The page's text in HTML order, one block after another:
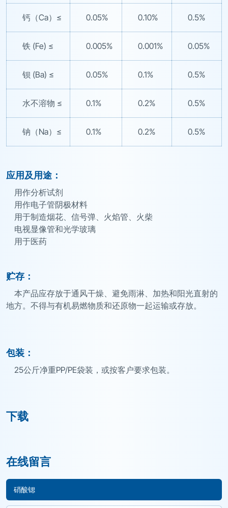
钙（Ca）≤ 0.05% 0.10% 0.5%
铁 (Fe) ≤ 0.005% 0.001% 0.05%
钡 (Ba) ≤ 0.05% 0.1% 0.5%
水不溶物 ≤ 0.1% 0.2% 0.5%
钠（Na）≤ 0.1% 0.2% 0.5%
应用及用途：
用作分析试剂
用作电子管阴极材料
用于制造烟花、信号弹、火焰管、火柴
电视显像管和光学玻璃
用于医药
贮存：
本产品应存放于通风干燥、避免雨淋、加热和阳光直射的
地方。不得与有机易燃物质和还原物一起运输或存放。
包装：
25公斤净重PP/PE袋装，或按客户要求包装。
下载
在线留言